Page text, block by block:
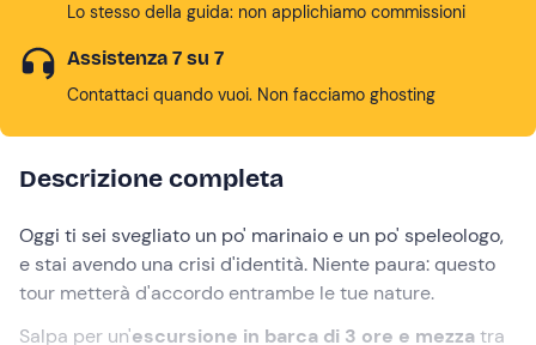
Lo stesso della guida: non applichiamo commissioni
Assistenza 7 su 7
Contattaci quando vuoi. Non facciamo ghosting
Descrizione completa
Oggi ti sei svegliato un po' marinaio e un po' speleologo,
e stai avendo una crisi d'identità. Niente paura: questo
tour metterà d'accordo entrambe le tue nature.
Salpa per un'escursione in barca di 3 ore e mezzatra